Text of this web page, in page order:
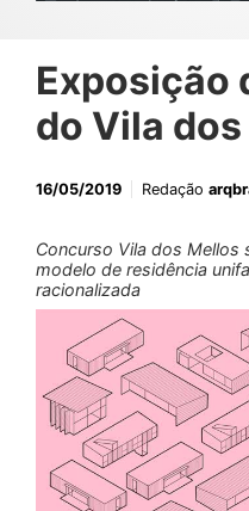
Exposição
do Vila
16/05/2019 Redação
Concurso Vila dos Mellos
modelo de residência
racionalizada